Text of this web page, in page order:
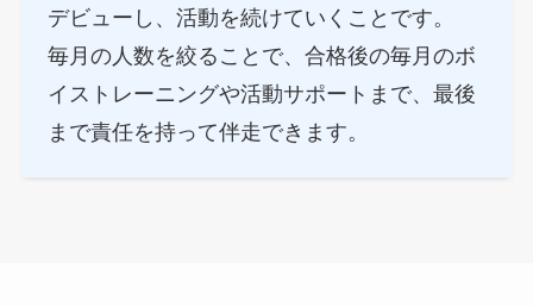
ABOUT
ARTISTS
デビューし、活動を続けていくことです。
毎月の人数を絞ることで、合格後の毎月のボ
イストレーニングや活動サポートまで、最後
まで責任を持って伴走できます。